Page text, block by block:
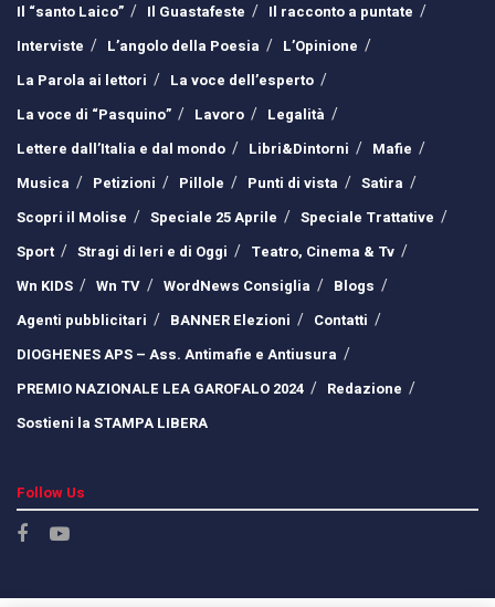
Il “santo Laico”
Il Guastafeste
Il racconto a puntate
Interviste
L’angolo della Poesia
L’Opinione
La Parola ai lettori
La voce dell’esperto
La voce di “Pasquino”
Lavoro
Legalità
Lettere dall’Italia e dal mondo
Libri&Dintorni
Mafie
Musica
Petizioni Pillole Punti di vista
Satira
Scopri il Molise
Speciale 25 Aprile
Speciale Trattative
Sport
Stragi di Ieri e di Oggi
Teatro, Cinema & Tv
Wn KIDS
Wn TV WordNews Consiglia
Blogs
Agenti pubblicitari
BANNER Elezioni
Contatti
DIOGHENES APS – Ass. Antimafie e Antiusura
PREMIO NAZIONALE LEA GAROFALO 2024
Redazione
Sostieni la STAMPA LIBERA
Follow Us